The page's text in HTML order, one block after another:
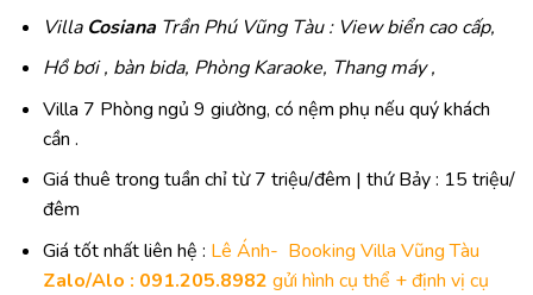
Villa CosianaTrần Phú Vũng Tàu : View biển cao cấp,
Hồ bơi , bàn bida, Phòng Karaoke, Thang máy ,
Villa 7 Phòng ngủ 9 giường, có nệm phụ nếu quý khách
cần .
Giá thuê trong tuần chỉ từ 7 triệu/đêm | thứ Bảy : 15 triệu/
đêm
Giá tốt nhất liên hệ : Lê Ánh- Booking Villa Vũng Tàu
Zalo/Alo : 091.205.8982 gửi hình cụ thể + định vị cụ